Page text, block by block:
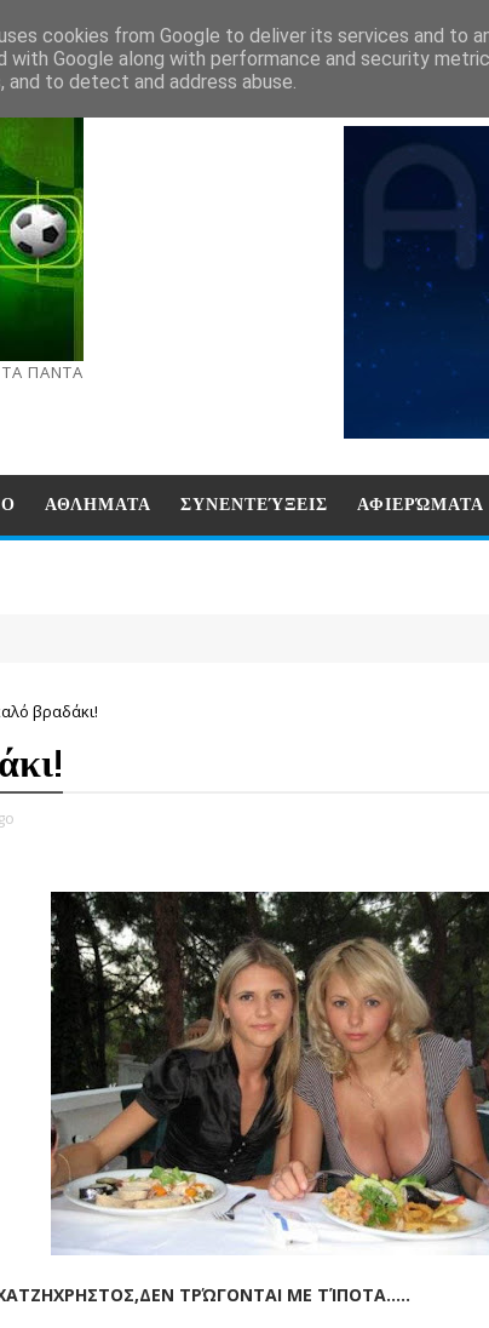
ΠΑΝΤΑ
ΑΘΛΗΜΑΤΑ ΣΥΝΕΝΤΕΎΞΕΙΣ ΑΦΙΕΡΏΜΑΤΑ
βραδάκι!
ΤΡΏΓΟΝΤΑΙ ΜΕ ΤΊΠΟΤΑ.....
cookies from Google to deliver its services and to
with Google along with performance and security
to detect and address abuse.